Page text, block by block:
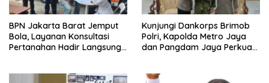
BPN Jakarta Barat Jemput
Bola, Layanan Konsultasi
Pertanahan Hadir Langsung
Kunjungi Dankorps Brimob
Polri, Kapolda Metro Jaya
dan Pangdam Jaya Perkuat